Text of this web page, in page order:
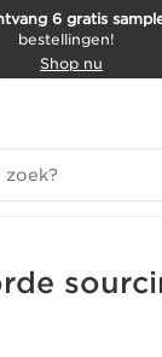
6 gratis
bestellingen!
Shop nu